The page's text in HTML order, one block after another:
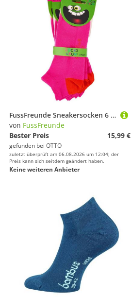
FussFreunde Sneakersocken 6 Paar Kinder Sneaker Socken, GUTE LAUNE FARBEN für Mädchen & Jungen (6 Paar) handgekettelte Naht, leuchtend-kräftige Farben
von FussFreunde
Bester Preis
15,99 €
gefunden bei OTTO
zuletzt überprüft am 06.08.2026 um 12:04; der
Preis kann sich seitdem geändert haben.
Keine weiteren Anbieter